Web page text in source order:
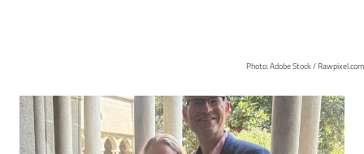
Photo: Adobe Stock / Rawpixel.com